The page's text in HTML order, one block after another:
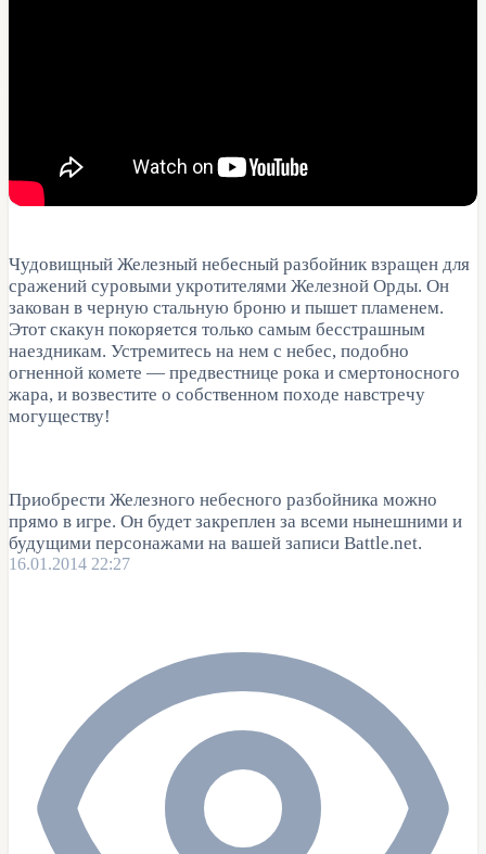
Чудовищный Железный небесный разбойник взращен для
сражений суровыми укротителями Железной Орды. Он
закован в черную стальную броню и пышет пламенем.
Этот скакун покоряется только самым бесстрашным
наездникам. Устремитесь на нем с небес, подобно
огненной комете — предвестнице рока и смертоносного
жара, и возвестите о собственном походе навстречу
могуществу!
Приобрести Железного небесного разбойника можно
прямо в игре. Он будет закреплен за всеми нынешними и
будущими персонажами на вашей записи Battle.net.
16.01.2014 22:27